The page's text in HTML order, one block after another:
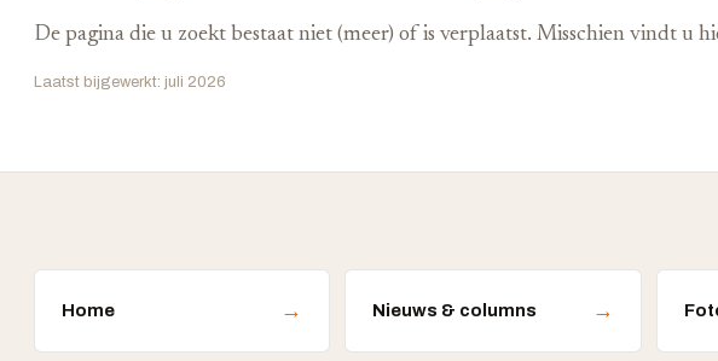
De pagina die u zoekt bestaat niet (meer) of is verplaatst. Misschien vindt u
Laatst bijgewerkt: juli 2026
Home → Nieuws & columns →